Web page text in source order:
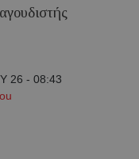
26 - 08:43